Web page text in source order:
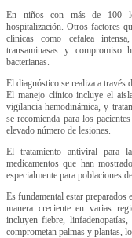
En niños con más de 100
hospitalización. Otros factores
clínicas como cefalea
transaminasas y compromiso
bacterianas.
El diagnóstico se realiza a través
El manejo clínico incluye el
vigilancia hemodinámica, y
se recomienda para los
elevado número de lesiones.
El tratamiento antiviral para
medicamentos que han
especialmente para poblaciones
Es fundamental estar preparados
manera creciente en varias
incluyen fiebre, linfadenopatías,
comprometan palmas y plantas,